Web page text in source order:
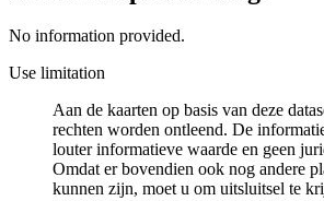
No information provided.
Use limitation
Aan de kaarten op basis van deze
rechten worden ontleend. De
louter informatieve waarde en geen
Omdat er bovendien ook nog andere
kunnen zijn, moet u om uitsluitsel te